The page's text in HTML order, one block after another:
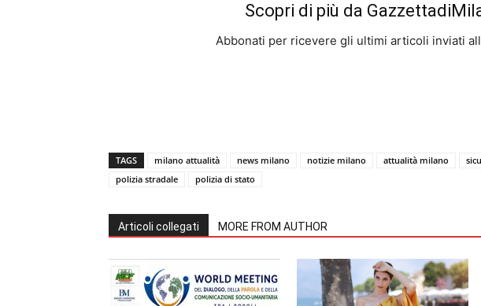
Scopri di più da
Abbonati per ricevere gli ultimi articoli inviati
TAGS milano attualità news milano notizie milano attualità milano
polizia stradale
polizia di stato
Articoli collegati MORE FROM AUTHOR